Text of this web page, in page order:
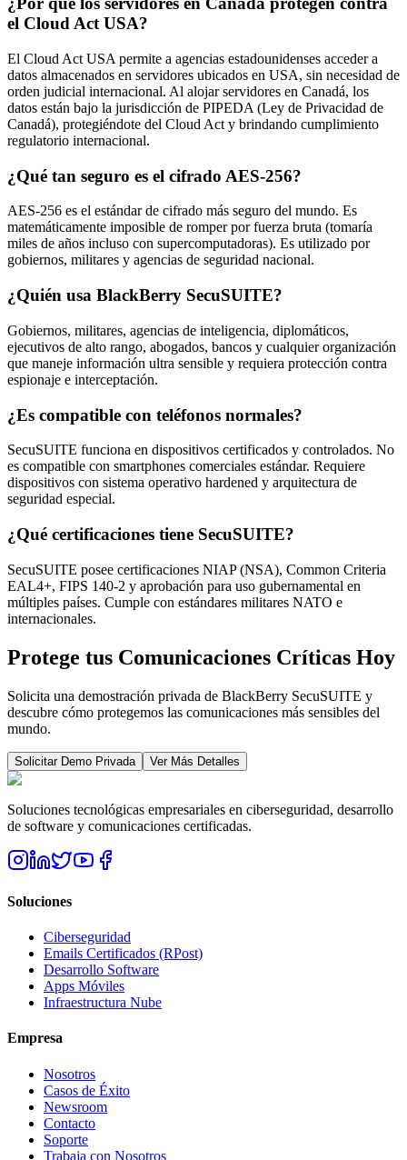
el Cloud Act USA?
El Cloud Act USA permite a agencias estadounidenses acceder a
datos almacenados en servidores ubicados en USA, sin necesidad de
orden judicial internacional. Al alojar servidores en Canadá, los
datos están bajo la jurisdicción de PIPEDA (Ley de Privacidad de
Canadá), protegiéndote del Cloud Act y brindando cumplimiento
regulatorio internacional.
¿Qué tan seguro es el cifrado AES-256?
AES-256 es el estándar de cifrado más seguro del mundo. Es
matemáticamente imposible de romper por fuerza bruta (tomaría
miles de años incluso con supercomputadoras). Es utilizado por
gobiernos, militares y agencias de seguridad nacional.
¿Quién usa BlackBerry SecuSUITE?
Gobiernos, militares, agencias de inteligencia, diplomáticos,
ejecutivos de alto rango, abogados, bancos y cualquier organización
que maneje información ultra sensible y requiera protección contra
espionaje e interceptación.
¿Es compatible con teléfonos normales?
SecuSUITE funciona en dispositivos certificados y controlados. No
es compatible con smartphones comerciales estándar. Requiere
dispositivos con sistema operativo hardened y arquitectura de
seguridad especial.
¿Qué certificaciones tiene SecuSUITE?
SecuSUITE posee certificaciones NIAP (NSA), Common Criteria
EAL4+, FIPS 140-2 y aprobación para uso gubernamental en
múltiples países. Cumple con estándares militares NATO e
internacionales.
Protege tus Comunicaciones Críticas Hoy
Solicita una demostración privada de BlackBerry SecuSUITE y
descubre cómo protegemos las comunicaciones más sensibles del
mundo.
Solicitar Demo Privada Ver Más Detalles
Soluciones tecnológicas empresariales en ciberseguridad, desarrollo
de software y comunicaciones certificadas.
Soluciones
Ciberseguridad
Emails Certificados (RPost)
Desarrollo Software
Apps Móviles
Infraestructura Nube
Empresa
Nosotros
Casos de Éxito
Newsroom
Contacto
Soporte
Trabaja con Nosotros